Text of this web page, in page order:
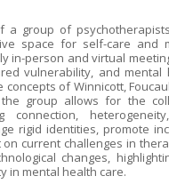
a group of
space for self-care and
in-person and virtual
vulnerability, and mental
of Winnicott,
group allows for the
connection,
rigid identities, promote
current challenges in
changes,
in mental health care.